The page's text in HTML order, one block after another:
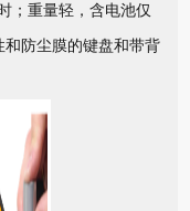
；重量轻，含电池仅
和防尘膜的键盘和带背